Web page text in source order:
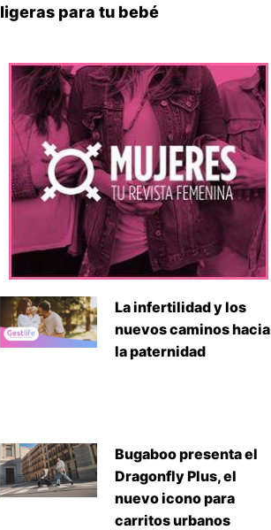
ligeras para tu bebé
La infertilidad y los
nuevos caminos hacia
la paternidad
Bugaboo presenta el
Dragonfly Plus, el
nuevo icono para
carritos urbanos